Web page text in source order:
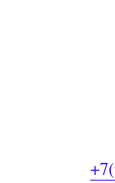
Вес -